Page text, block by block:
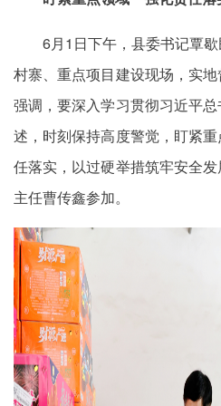
6月1日下午，县委书记覃
村寨、重点项目建设现场，实
强调，要深入学习贯彻习近平
述，时刻保持高度警觉，盯紧
任落实，以过硬举措筑牢安全
主任曹传鑫参加。